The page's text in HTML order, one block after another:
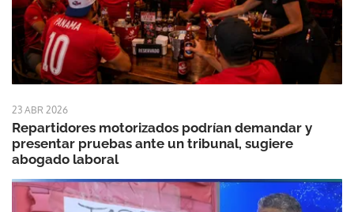
23 ABR 2026
Repartidores motorizados podrían demandar y
presentar pruebas ante un tribunal, sugiere
abogado laboral